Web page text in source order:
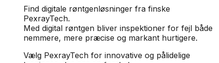
Find digitale røntgenløsninger fra finske
PexrayTech.
Med digital røntgen bliver inspektioner for fejl både
nemmere, mere præcise og markant hurtigere.
Vælg PexrayTech for innovative og pålidelige